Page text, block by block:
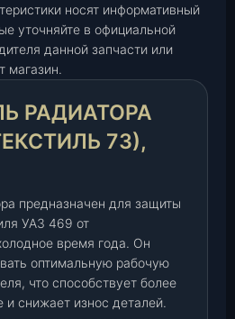
носят информативный
уточняйте в официальной
данной запчасти или
магазин.
РАДИАТОРА
73),
предназначен для защиты
УАЗ 469 от
время года. Он
оптимальную рабочую
что способствует более
и снижает износ деталей.